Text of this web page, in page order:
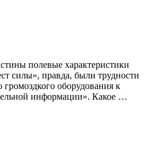
полевые характеристики
силы», правда, были трудности
громоздкого оборудования к
информации». Какое …